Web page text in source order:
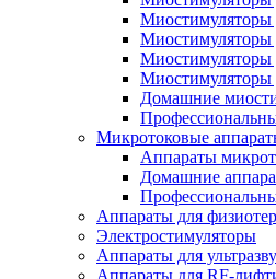
Миостимуляторы
Миостимуляторы
Миостимуляторы
Домашние
Микротоковые
Аппараты
Домашние
Аппараты для
Электростимуляторы
Аппараты для
Аппараты для RF-